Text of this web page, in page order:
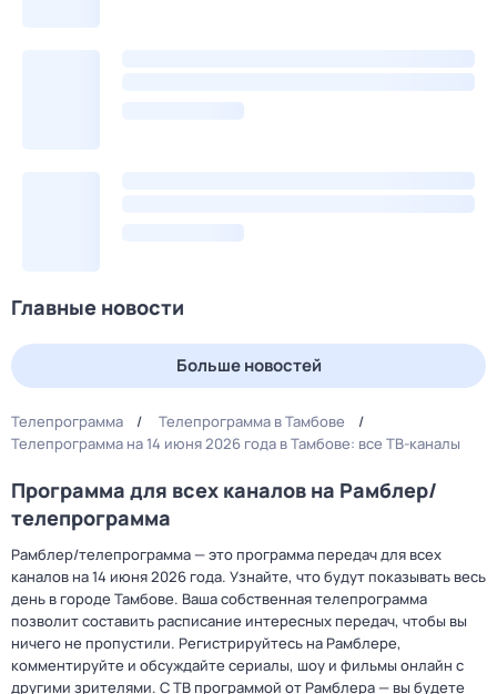
Главные новости
Больше новостей
Телепрограмма
Телепрограмма в Тамбове
Телепрограмма на 14 июня 2026 года в Тамбове: все ТВ-каналы
Программа для всех каналов на Рамблер/
телепрограмма
Рамблер/телепрограмма — это программа передач для всех
каналов на 14 июня 2026 года. Узнайте, что будут показывать весь
день в городе Тамбове. Ваша собственная телепрограмма
позволит составить расписание интересных передач, чтобы вы
ничего не пропустили. Регистрируйтесь на Рамблере,
комментируйте и обсуждайте сериалы, шоу и фильмы онлайн с
другими зрителями. С ТВ программой от Рамблера — вы будете